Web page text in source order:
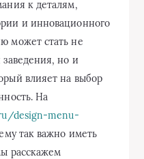
к деталям,
и инновационного
может стать не
заведения, но и
влияет на выбор
На
design-menu-
так важно иметь
расскажем